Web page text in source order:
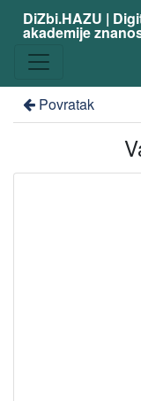
DiZbi.HAZU |
akademije
Povratak